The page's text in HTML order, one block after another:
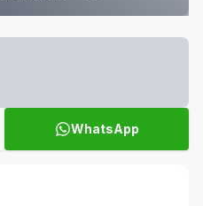
WhatsApp